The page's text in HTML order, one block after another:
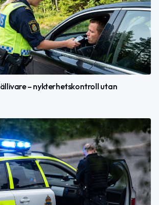
– nykterhetskontroll utan